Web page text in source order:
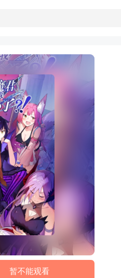
暂不能观看